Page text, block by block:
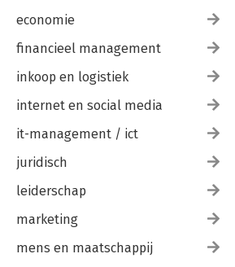
economie
financieel management
inkoop en logistiek
internet en social media
it-management / ict
juridisch
leiderschap
marketing
mens en maatschappij